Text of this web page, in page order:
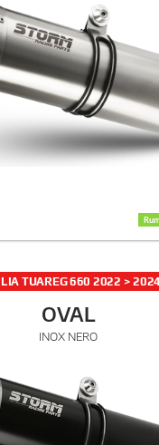
TUAREG 660 2022 > 2024
OVAL
INOX NERO